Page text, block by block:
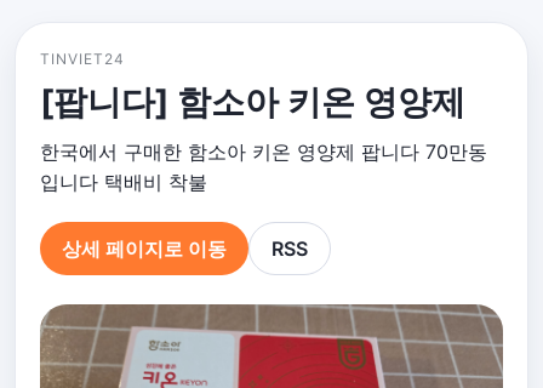
TINVIET24
[팝니다] 함소아 키온 영양제
한국에서 구매한 함소아 키온 영양제 팝니다 70만동
입니다 택배비 착불
상세 페이지로 이동 RSS